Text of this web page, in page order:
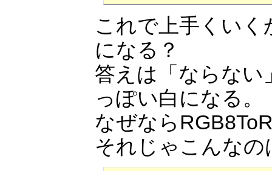
これで上手くいく
になる？
答えは「ならない
っぽい白になる。
なぜなら
それじゃこんな